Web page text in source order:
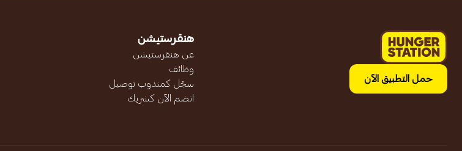
حمل التطبيق الآن
هنقرستيشن
عن هنقرستيشن
وظائف
سجّل كمندوب توصيل
انضم الآن كشريك